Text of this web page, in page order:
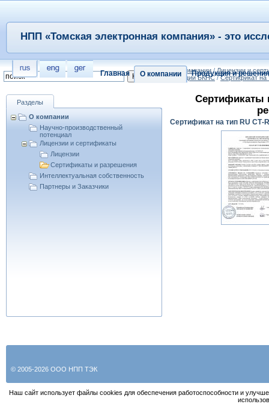
Главная О компании Продукция и решения
НПП «Томская электронная компания» - это
Разделы
О компании
Научно-производственный
потенциал
Лицензии и сертификаты
Лицензии
Сертификаты и разрешения
Интеллектуальная собственность
Партнеры и Заказчики
О компании/Лицензии и
станции БКНС/Сертификат
Сертификаты
Сертификат на тип RU
© 2005-2026 ООО НПП ТЭК
Наш сайт использует файлы cookies для обеспечения работоспособности и